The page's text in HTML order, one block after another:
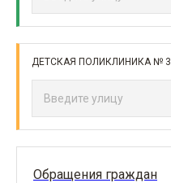
ДЕТСКАЯ ПОЛИКЛИНИКА № 3
Обращения граждан